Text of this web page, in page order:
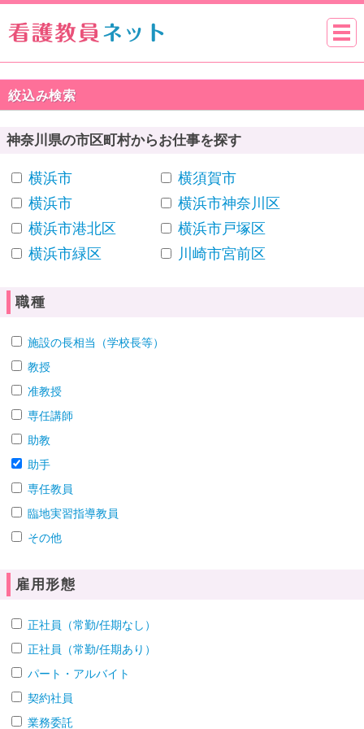
絞込み検索
神奈川県の市区町村からお仕事を探す
横浜市
横須賀市
横浜市
横浜市神奈川区
横浜市港北区
横浜市戸塚区
横浜市緑区
川崎市宮前区
職種
施設の長相当（学校長等）
教授
准教授
専任講師
助教
助手
専任教員
臨地実習指導教員
その他
雇用形態
正社員（常勤/任期なし）
正社員（常勤/任期あり）
パート・アルバイト
契約社員
業務委託